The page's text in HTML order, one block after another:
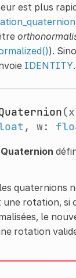
est plus
).
IDENTITY.
, w:
Quaternion
quaternions
rotation, si
le
rotation